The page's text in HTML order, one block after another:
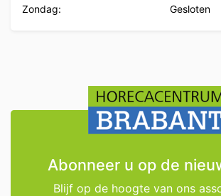
Zondag:
Gesloten
Abonneer u op de
Blijf op de hoogte van ons